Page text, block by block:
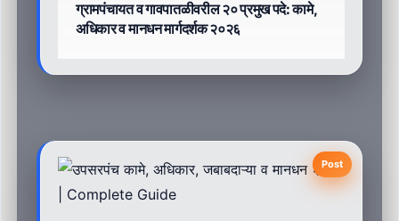
ग्रामपंचायत व गावपातळीवरील २० प्रमुख पदे: कामे,
अधिकार व मानधन मार्गदर्शक २०२६
Post